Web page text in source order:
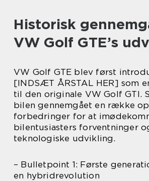
Historisk
VW Golf GTE’s
VW Golf GTE blev først
[INDSÆT ÅRSTAL HER] som
til den originale VW Golf GTI.
bilen gennemgået en række
forbedringer for at
bilentusiasters forventninger
teknologiske udvikling.
– Bulletpoint 1: Første
en hybridrevolution